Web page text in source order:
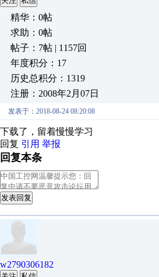
精华：0帖
求助：0帖
帖子：7帖 | 1157回
年度积分：17
历史总积分：1319
注册：2008年2月07日
发表于：2018-08-24 08:20:08
下载了，留着慢慢学习
回复 引用 举报
回复本条
发表回复
w2790306182